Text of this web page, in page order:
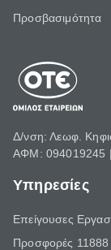
Προσβασιμότητα
Δ/νση: Λεωφ.
ΑΦΜ: 094019245
Υπηρεσίες
Επείγουσες
Προσφορές